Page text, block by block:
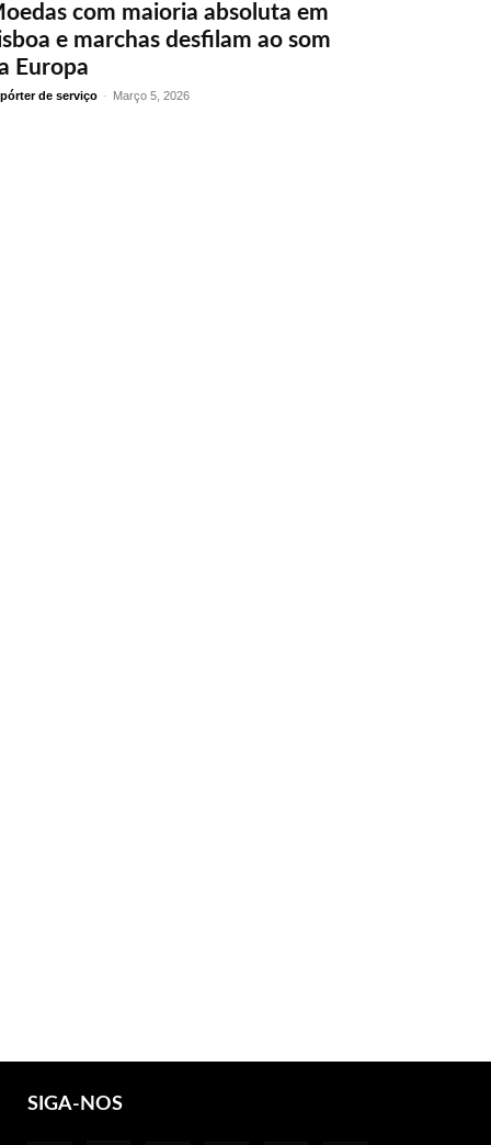
com maioria absoluta em
e marchas desfilam ao som
Europa
de serviço - Março 5, 2026
SIGA-NOS